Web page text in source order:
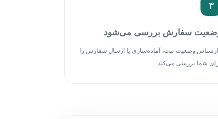
۳
سفارش بررسی می‌شود
وضعیت ثبت، آماده‌سازی یا ارسال سفارش را
شما بررسی می‌کند.